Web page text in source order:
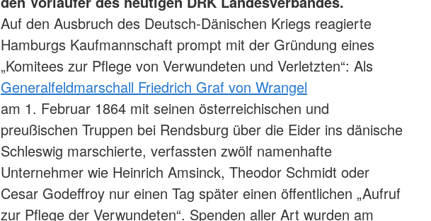
Auf den Ausbruch des Deutsch-Dänischen Kriegs reagierte
Hamburgs Kaufmannschaft prompt mit der Gründung eines
„Komitees zur Pflege von Verwundeten und Verletzten“: Als
Generalfeldmarschall Friedrich Graf von Wrangel
am 1. Februar 1864 mit seinen österreichischen und
preußischen Truppen bei Rendsburg über die Eider ins dänische
Schleswig marschierte, verfassten zwölf namenhafte
Unternehmer wie Heinrich Amsinck, Theodor Schmidt oder
Cesar Godeffroy nur einen Tag später einen öffentlichen „Aufruf
zur Pflege der Verwundeten“. Spenden aller Art wurden am